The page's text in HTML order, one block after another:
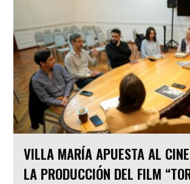
VILLA MARÍA APUESTA AL
LA PRODUCCIÓN DEL FILM